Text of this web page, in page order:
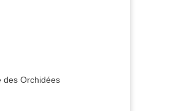
des Orchidées